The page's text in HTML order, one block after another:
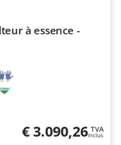
à essence -
€ 3.090,26 TVA
Inclus